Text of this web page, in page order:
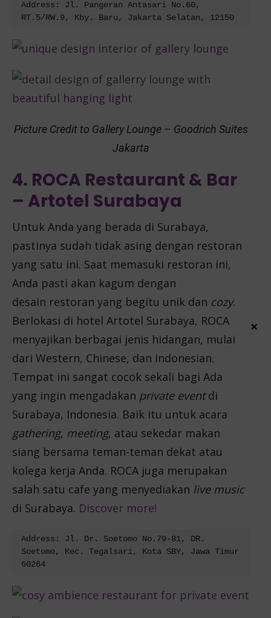
Address: Jl. Pangeran Antasari No.60,
RT.5/RW.9, Kby. Baru, Jakarta Selatan, 12150
Picture Credit to Gallery Lounge – Goodrich Suites
Jakarta
4. ROCA Restaurant & Bar
– Artotel Surabaya
Untuk Anda yang berada di Surabaya,
pastinya sudah tidak asing dengan restoran
yang satu ini. Saat memasuki restoran ini,
Anda pasti akan kagum dengan
desain restoran yang begitu unik dan cozy.
Berlokasi di hotel Artotel Surabaya, ROCA
menyajikan berbagai jenis hidangan, mulai
dari Western, Chinese, dan Indonesian.
Tempat ini sangat cocok sekali bagi Ada
yang ingin mengadakan private eventdi
Surabaya, Indonesia. Baik itu untuk acara
gathering, meeting, atau sekedar makan
siang bersama teman-teman dekat atau
kolega kerja Anda. ROCA juga merupakan
salah satu cafe yang menyediakan live music
di Surabaya. Discover more!
Address: Jl. Dr. Soetomo No.79-81, DR.
Soetomo, Kec. Tegalsari, Kota SBY, Jawa Timur
60264
×